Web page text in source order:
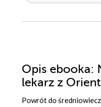
Opis ebooka:
lekarz z
Powrót do